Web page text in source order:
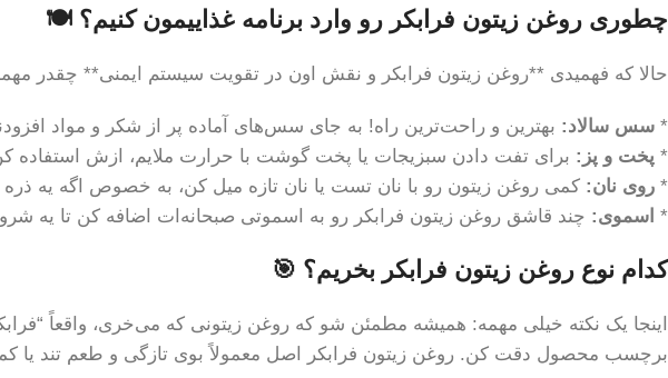
چطوری روغن زیتون فرابکر رو وارد برنامه‌ غذاییمون کنیم؟ 🍽️
حالا که فهمیدی **روغن زیتون فرابکر و نقش اون در تقویت سیستم ایمنی** چقدر
* سس سالاد: بهترین و راحت‌ترین راه! به جای سس‌های آماده پر از شکر و مواد
* پخت و پز: برای تفت دادن سبزیجات یا پخت گوشت با حرارت ملایم، ازش استفاده
* روی نان: کمی روغن زیتون رو با نان تست یا نان تازه میل کن، به خصوص اگه یه
* اسموی: چند قاشق روغن زیتون فرابکر رو به اسموتی صبحانه‌ات اضافه کن تا یه
کدام نوع روغن زیتون فرابکر بخریم؟ 🎯
اینجا یک نکته خیلی مهمه: همیشه مطمئن شو که روغن زیتونی که می‌خری، واقعاً
برچسب محصول دقت کن. روغن زیتون فرابکر اصل معمولاً بوی تازگی و طعم تند یا